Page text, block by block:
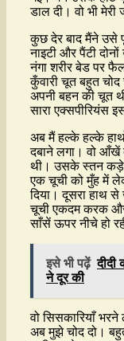
डाल दी। वो भी
कुछ देर बाद मैंने उसे
नाइटी और पैंटी
नंगा शरीर बेड पर
कुँवारी चूत बहुत
अपनी बहन की चूत
सारा एक्सपीरियंस
अब मैं हल्के हल्के
दबाने लगा। वो आँखें
थी। उसके स्तन
एक चूची को मुँह में
दिया। दूसरा हाथ से
चूची एकदम करक
साँसें ऊपर नीचे हो
इसे भी पढ़ें दीदी
ने दूर की
वो सिसकारियाँ भरने
अब मुझे चोद दो।